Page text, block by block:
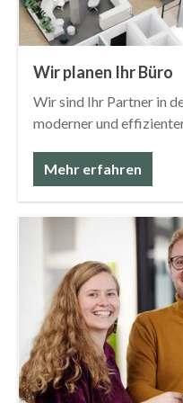
Wir planen Ihr Büro
Wir sind Ihr Partner in
moderner und
Mehr erfahren